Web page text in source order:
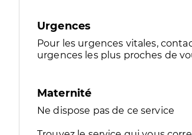
Urgences
Pour les urgences vitales,
urgences les plus proches de
Maternité
Ne dispose pas de ce service